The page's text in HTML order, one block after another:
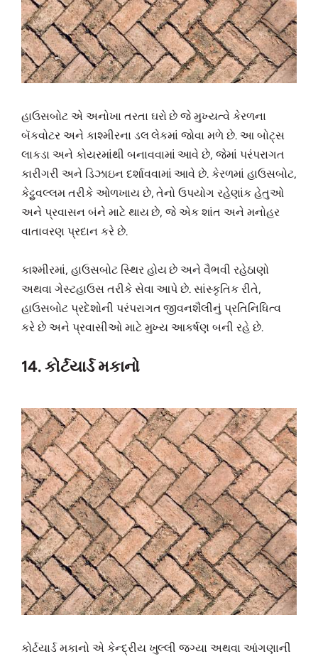
હાઉસબોટ એ અનોખા તરતા ઘરો છે જે મુખ્યત્વે કેરળના
બૅકવોટર અને કાશ્મીરના ડલ લેકમાં જોવા મળે છે. આ બોટ્સ
લાકડા અને કોયરમાંથી બનાવવામાં આવે છે, જેમાં પરંપરાગત
કારીગરી અને ડિઝાઇન દર્શાવવામાં આવે છે. કેરળમાં હાઉસબોટ,
કેટ્ટુવલ્લમ તરીકે ઓળખાય છે, તેનો ઉપયોગ રહેણાંક હેતુઓ
અને પ્રવાસન બંને માટે થાય છે, જે એક શાંત અને મનોહર
વાતાવરણ પ્રદાન કરે છે.
કાશ્મીરમાં, હાઉસબોટ સ્થિર હોય છે અને વૈભવી રહેઠાણો
અથવા ગેસ્ટહાઉસ તરીકે સેવા આપે છે. સાંસ્કૃતિક રીતે,
હાઉસબોટ પ્રદેશોની પરંપરાગત જીવનશૈલીનું પ્રતિનિધિત્વ
કરે છે અને પ્રવાસીઓ માટે મુખ્ય આકર્ષણ બની રહે છે.
14. કોર્ટયાર્ડ મકાનો
કોર્ટયાર્ડ મકાનો એ કેન્દ્રીય ખુલ્લી જગ્યા અથવા આંગણાની